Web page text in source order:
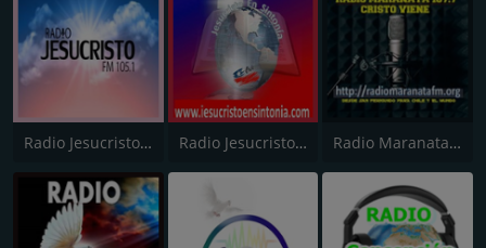
Radio Jesucristo FM 105.1 Radio Jesucristo en Sintonia Radio Maranata 107.7 FM